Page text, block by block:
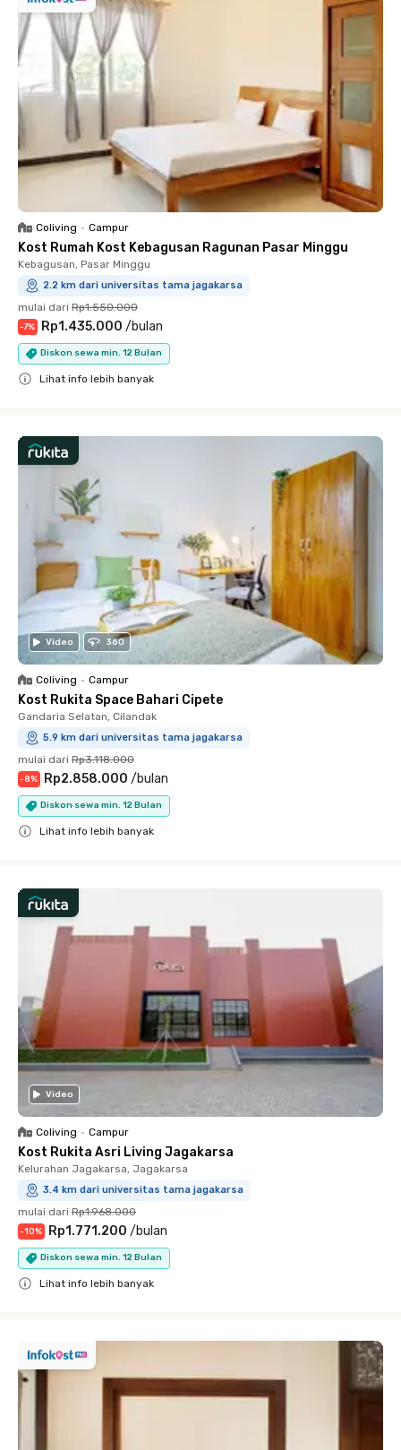
Coliving • Campur
Kost Rumah Kost Kebagusan Ragunan Pasar Minggu
Kebagusan, Pasar Minggu
2.2 km dari universitas tama jagakarsa
mulai dari Rp1.550.000
-7% Rp1.435.000 /bulan
Diskon sewa min. 12 Bulan
Lihat info lebih banyak
Video 360
Coliving • Campur
Kost Rukita Space Bahari Cipete
Gandaria Selatan, Cilandak
5.9 km dari universitas tama jagakarsa
mulai dari Rp3.118.000
-8% Rp2.858.000 /bulan
Diskon sewa min. 12 Bulan
Lihat info lebih banyak
Video
Coliving • Campur
Kost Rukita Asri Living Jagakarsa
Kelurahan Jagakarsa, Jagakarsa
3.4 km dari universitas tama jagakarsa
mulai dari Rp1.968.000
-10% Rp1.771.200 /bulan
Diskon sewa min. 12 Bulan
Lihat info lebih banyak